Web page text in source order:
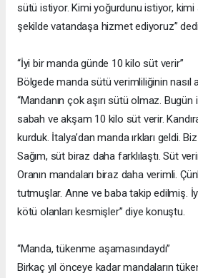
sütü istiyor. Kimi yoğurdunu istiyor, kimi
şekilde vatandaşa hizmet ediyoruz”
“İyi bir manda günde 10 kilo süt verir”
Bölgede manda sütü verimliliğinin nasıl
“Mandanın çok aşırı sütü olmaz.
sabah ve akşam 10 kilo süt verir.
kurduk. İtalya’dan manda ırkları geldi.
Sağım, süt biraz daha farklılaştı. Süt
Oranın mandaları biraz daha verimli.
tutmuşlar. Anne ve baba takip edilmiş. İyi
kötü olanları kesmişler” diye konuştu.
“Manda, tükenme aşamasındaydı”
Birkaç yıl önceye kadar mandaların